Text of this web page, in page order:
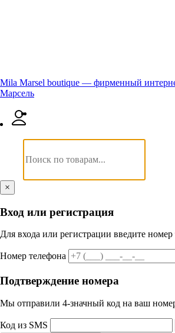
Mila Marsel boutique — фирменный
Марсель
×
Вход или регистрация
Для входа или регистрации введите номер
Номер телефона
Подтверждение номера
Мы отправили 4‑значный код на ваш
Код из SMS